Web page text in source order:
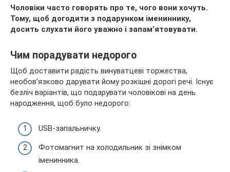
Чоловіки часто говорять про те, чого вони хочуть.
Тому, щоб догодити з подарунком імениннику,
досить слухати його уважно і запам’ятовувати.
Чим порадувати недорого
Щоб доставити радість винуватцеві торжества,
необов’язково дарувати йому розкішні дорогі речі. Існує
безліч варіантів, що подарувати чоловікові на день
народження, щоб було недорого:
USB-запальничку.
Фотомагнит на холодильник зі знімком
іменинника.